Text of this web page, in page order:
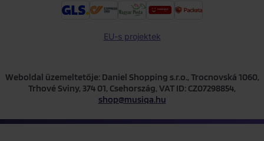
EU-s projektek
Weboldal üzemeltetője: Daniel Shopping s.r.o., Trocnovská 1060,
Trhové Sviny, 374 01, Csehország, VAT ID: CZ07298854,
shop@musiqa.hu